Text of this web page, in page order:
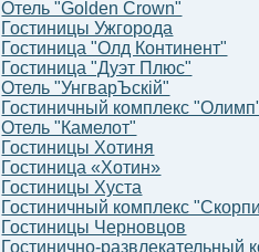
Отель "Golden Crown"
Гостиницы Ужгорода
Гостиница "Олд Континент"
Гостиница "Дуэт Плюс"
Отель "УнгварЪскiй"
Гостиничный комплекс
Отель "Камелот"
Гостиницы Хотиня
Гостиница «Хотин»
Гостиницы Хуста
Гостиничный комплекс
Гостиницы Черновцов
Гостинично-развлекательный